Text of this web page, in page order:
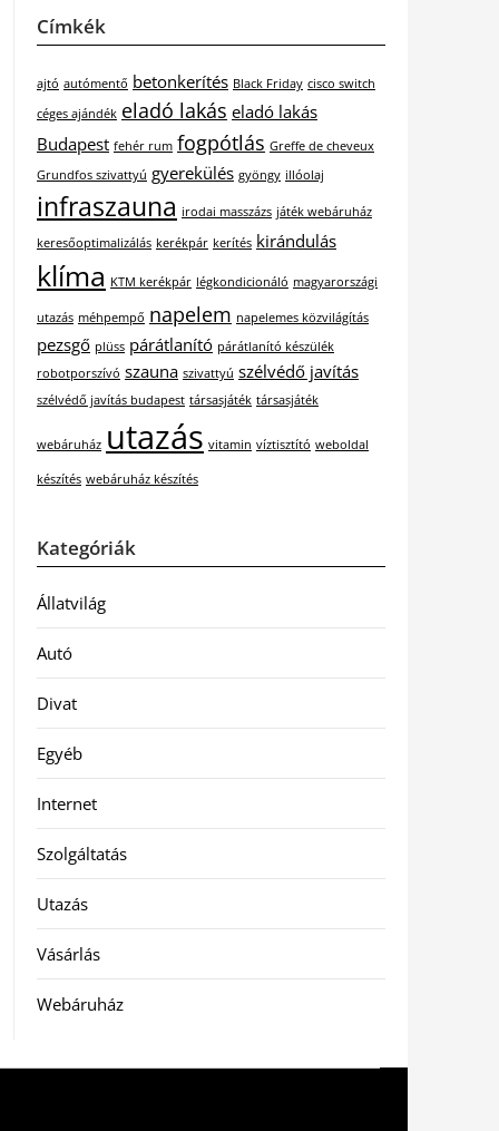
Címkék
ajtó autómentő betonkerítés Black Friday cisco switch
céges ajándék eladó lakás eladó lakás
Budapest fehér rum fogpótlás Greffe de cheveux
Grundfos szivattyú gyerekülés gyöngy illóolaj
infraszauna irodai masszázs játék webáruház
keresőoptimalizálás kerékpár kerítés kirándulás
klíma KTM kerékpár légkondicionáló magyarországi
utazás méhpempő napelem napelemes közvilágítás
pezsgő plüss párátlanító párátlanító készülék
robotporszívó szauna szivattyú szélvédő javítás
szélvédő javítás budapest társasjáték társasjáték
webáruház utazás vitamin víztisztító weboldal
készítés webáruház készítés
Kategóriák
Állatvilág
Autó
Divat
Egyéb
Internet
Szolgáltatás
Utazás
Vásárlás
Webáruház